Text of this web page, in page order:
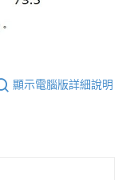
顯示電腦版詳細說明